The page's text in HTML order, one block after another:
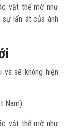
vật thể mờ như
lấn át của ánh
và sẽ không hiện
Nam).
vật thể mờ như